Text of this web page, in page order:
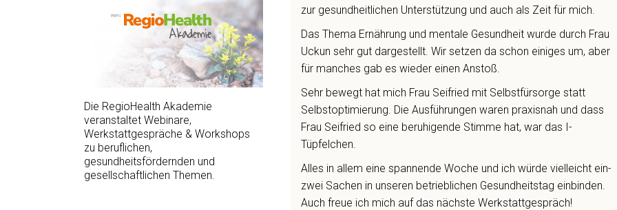
zur gesundheitlichen Unterstützung und auch als Zeit für mich.
Das Thema Ernährung und mentale Gesundheit wurde durch Frau
Uckun sehr gut dargestellt. Wir setzen da schon einiges um, aber
für manches gab es wieder einen Anstoß.
Sehr bewegt hat mich Frau Seifried mit Selbstfürsorge statt
Selbstoptimierung. Die Ausführungen waren praxisnah und dass
Frau Seifried so eine beruhigende Stimme hat, war das I-
Tüpfelchen.
Alles in allem eine spannende Woche und ich würde vielleicht ein-
zwei Sachen in unseren betrieblichen Gesundheitstag einbinden.
Auch freue ich mich auf das nächste Werkstattgespräch!
Die RegioHealth Akademie
veranstaltet Webinare,
Werkstattgespräche & Workshops
zu beruflichen,
gesundheitsfördernden und
gesellschaftlichen Themen.